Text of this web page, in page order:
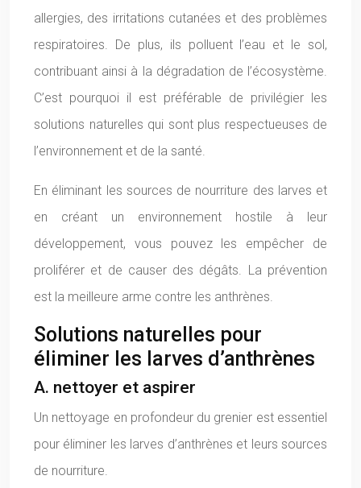
allergies, des irritations cutanées et des problèmes
respiratoires. De plus, ils polluent l’eau et le sol,
contribuant ainsi à la dégradation de l’écosystème.
C’est pourquoi il est préférable de privilégier les
solutions naturelles qui sont plus respectueuses de
l’environnement et de la santé.
En éliminant les sources de nourriture des larves et
en créant un environnement hostile à leur
développement, vous pouvez les empêcher de
proliférer et de causer des dégâts. La prévention
est la meilleure arme contre les anthrènes.
Solutions naturelles pour
éliminer les larves d’anthrènes
A. nettoyer et aspirer
Un nettoyage en profondeur du grenier est essentiel
pour éliminer les larves d’anthrènes et leurs sources
de nourriture.